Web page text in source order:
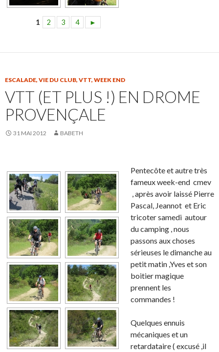
1 2 3 4 ►
ESCALADE, VIE DU CLUB, VTT, WEEK END
VTT (ET PLUS !) EN DROME
PROVENÇALE
31 MAI 2012 BABETH
Pentecôte et autre très
fameux week-end cmev
, après avoir laissé Pierre
Pascal, Jeannot et Eric
tricoter samedi autour
du camping , nous
passons aux choses
sérieuses le dimanche au
petit matin ,Yves et son
boitier magique
prennent les
commandes !
Quelques ennuis
mécaniques et un
retardataire ( excusé ,il